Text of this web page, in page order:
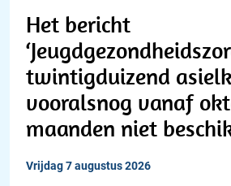
Het bericht
twintigduizend
vooralsnog vanaf
maanden niet
vrijdag 7 augustus 2026